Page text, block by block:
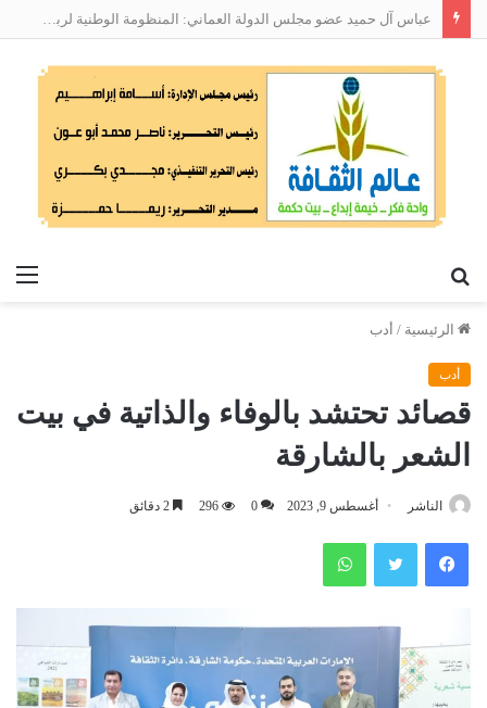
عباس آل حميد عضو مجلس الدولة العماني: المنظومة الوطنية لربط التوظيف بالمهارات تعالج البطالة من جذورها
الرئيسية / أدب
أدب
قصائد تحتشد بالوفاء والذاتية في بيت
الشعر بالشارقة
الناشر أغسطس 9, 2023 0
296
فيسبوك تويتر واتساب